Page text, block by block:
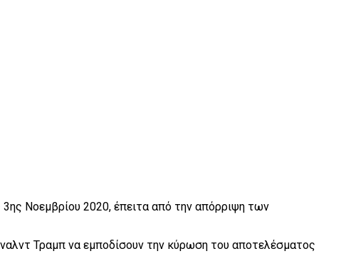
Νοεμβρίου 2020, έπειτα από την απόρριψη των
Τραμπ να εμποδίσουν την κύρωση του αποτελέσματος